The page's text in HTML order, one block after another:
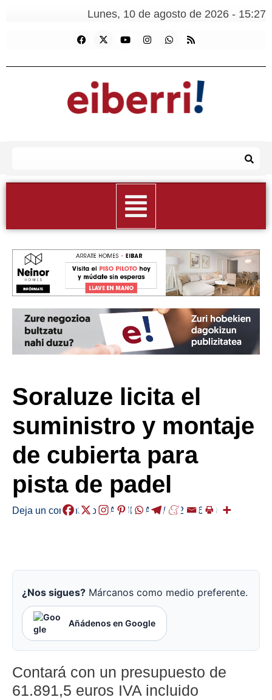
Lunes, 10 de agosto de 2026 - 15:27
Soraluze licita el
suministro y montaje
de cubierta para
pista de padel
Deja un comentario /LABURRAK,/ 2025-06-30
¿Nos sigues? Márcanos como medio preferente.
Añádenos en Google
Contará con un presupuesto de
61.891,5 euros IVA incluido